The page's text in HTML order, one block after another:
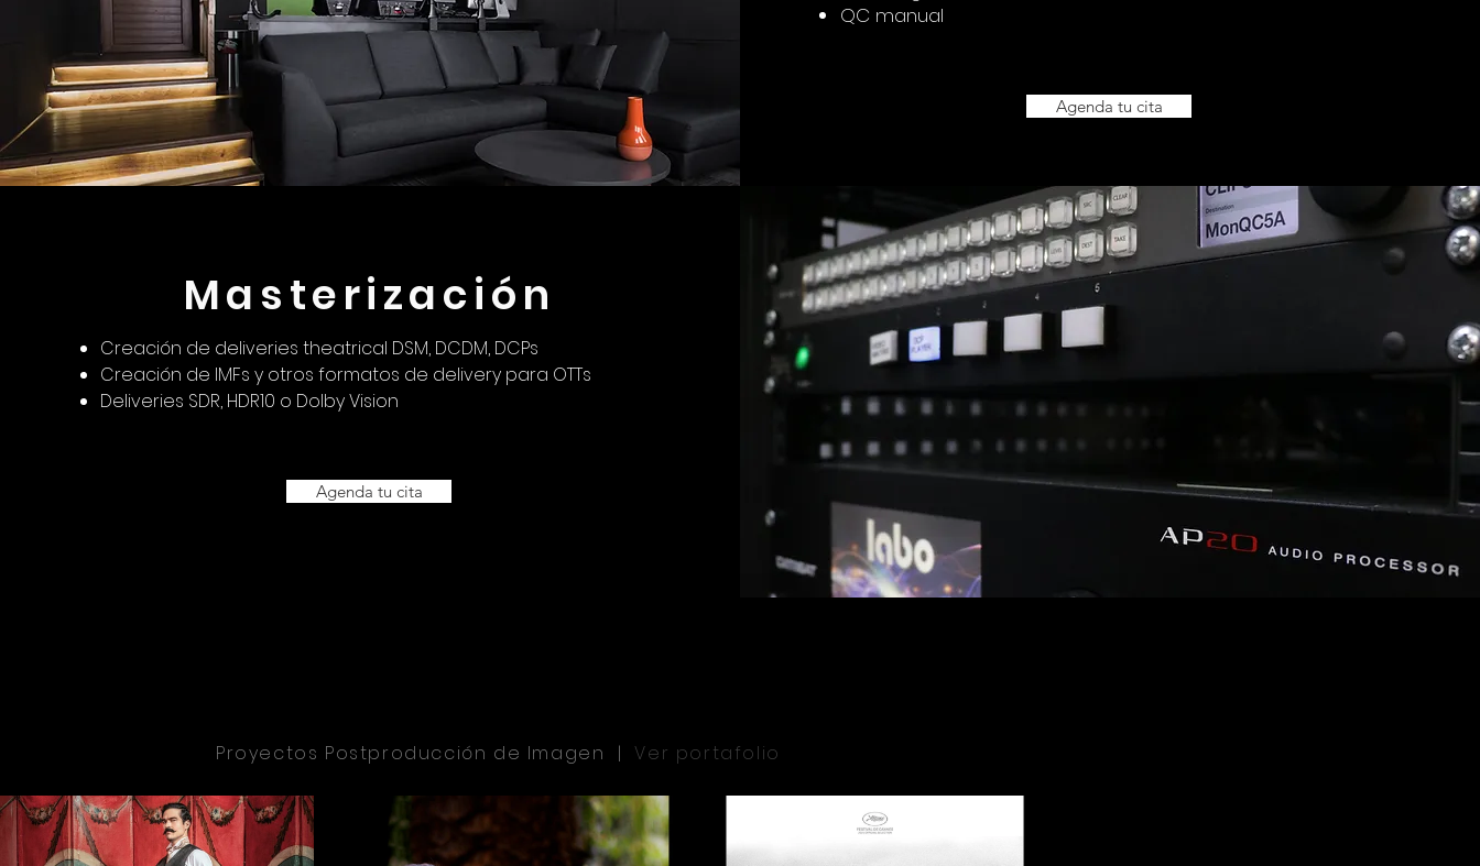
QC manual
Agenda tu cita
Masterización
Creación de deliveries theatrical DSM, DCDM, DCPs
Creación de IMFs y otros formatos de delivery para OTTs
Deliveries SDR, HDR10 o Dolby Vision
Agenda tu cita
Proyectos Postproducción de Imagen |Ver portafolio